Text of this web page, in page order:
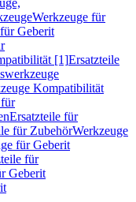
Werkzeuge für
Geberit
[1]Ersatzteile
Kompatibilität
Ersatzteile für
für ZubehörWerkzeuge
für Geberit
für
Geberit